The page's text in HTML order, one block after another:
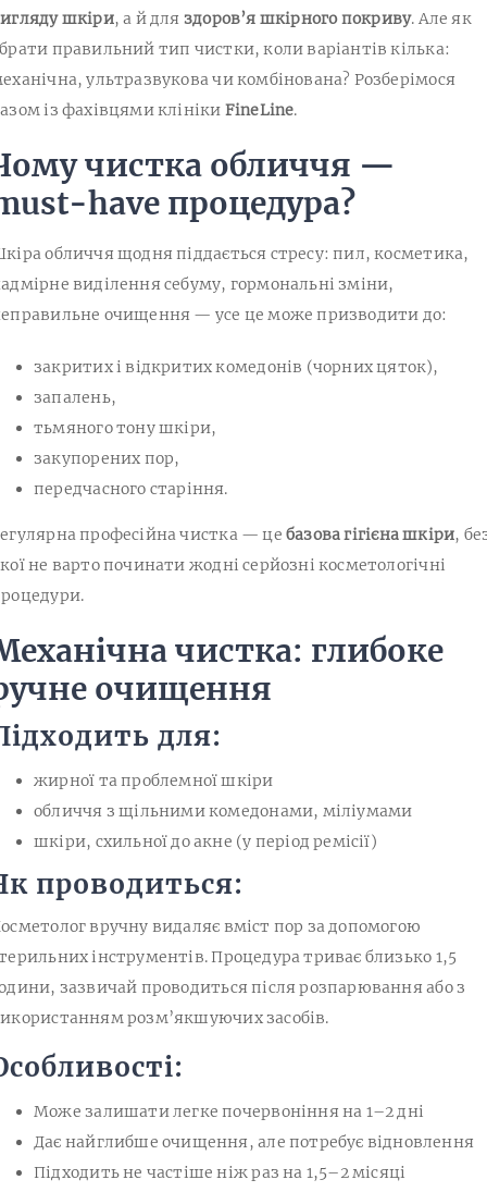
шкіри, а й для здоров’я шкірного покриву. Але як
правильний тип чистки, коли варіантів кілька:
ультразвукова чи комбінована? Розберімося
із фахівцями клініки FineLine.
чистка обличчя —
have процедура?
обличчя щодня піддається стресу: пил, косметика,
виділення себуму, гормональні зміни,
очищення — усе це може призводити до:
закритих і відкритих комедонів (чорних цяток),
запалень,
тьмяного тону шкіри,
закупорених пор,
передчасного старіння.
професійна чистка — це базова гігієна шкіри,
не варто починати жодні серйозні косметологічні
чистка: глибоке
очищення
для:
жирної та проблемної шкіри
обличчя з щільними комедонами, міліумами
шкіри, схильної до акне (у період ремісії)
проводиться:
вручну видаляє вміст пор за допомогою
інструментів. Процедура триває близько 1,5
зазвичай проводиться після розпарювання або з
розм’якшуючих засобів.
Може залишати легке почервоніння на 1–2 дні
Дає найглибше очищення, але потребує відновлення
Підходить не частіше ніж раз на 1,5–2 місяці